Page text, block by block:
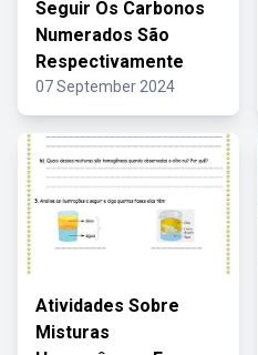
Seguir Os Carbonos
Numerados São
Respectivamente
07 September 2024
Atividades Sobre
Misturas